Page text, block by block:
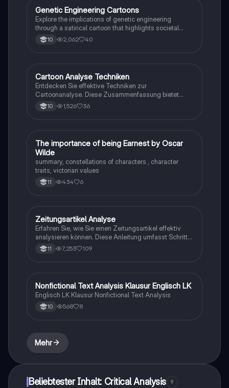
Analysefähigkeiten im Englischunterricht verbessern
möchten.
Englisch
Genetic Engineering Cartoons
Explore the implications of genetic engineering
through a satirical cartoon that highlights societal
perceptions of designing future children. This analysis
delves into gene-environment interactions and
students studying genetics and ethics in science.
10 2,062 40
Englisch
Cartoon Analyse Techniken
Entdecken Sie effektive Techniken zur
Cartoonanalyse. Diese Zusammenfassung bietet
nützliche Sätze und Struktur für die Einführung,
Beschreibung und Analyse von Cartoons. Ideal für
10 1,526 36
Englisch
The importance of being Earnest by Oscar
Wilde
summary, constellations of characters , character
traits, victorian values
11 434 6
Englisch
Zeitungsartikel Analyse
Erfahren Sie, wie Sie einen Zeitungsartikel effektiv
analysieren können. Diese Anleitung umfasst Schritte
wie das Lesen des Artikels, das Hervorheben von
Schlüsselwörtern, das Strukturieren des Textes, das
die ihre Analysefähigkeiten verbessern möchten.
11 7,253 109
Englisch
Nonfictional Text Analysis Klausur Englisch LK
Englisch LK Klausur Nonfictional Text Analysis
10 568 8
Mehr
Beliebtester Inhalt: Critical Analysis 9